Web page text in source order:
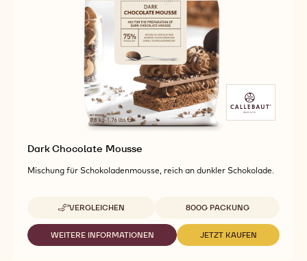
Dark Chocolate Mousse
Mischung für Schokoladenmousse, reich an dunkler Schokolade.
VERGLEICHEN
-
DARK
CHOCOLATE
MOUSSE
Verfügbare Verpackungsgrößen
800G PACKUNG
WEITERE INFORMATIONEN
-
JETZT KAUFEN
-